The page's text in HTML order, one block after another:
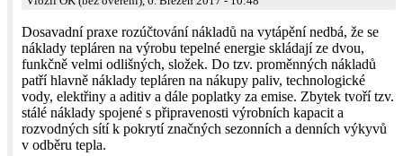
Dosavadní praxe rozúčtování nákladů na vytápění nedbá, že se
náklady tepláren na výrobu tepelné energie skládají ze dvou,
funkčně velmi odlišných, složek. Do tzv. proměnných nákladů
patří hlavně náklady tepláren na nákupy paliv, technologické
vody, elektřiny a aditiv a dále poplatky za emise. Zbytek tvoří tzv.
stálé náklady spojené s připravenosti výrobních kapacit a
rozvodných sítí k pokrytí značných sezonních a denních výkyvů
v odběru tepla.